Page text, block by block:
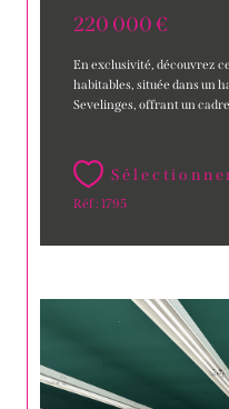
220 000 €
En exclusivité, découvrez
habitables, située dans un
Sevelinges, offrant un
Réf : 1795